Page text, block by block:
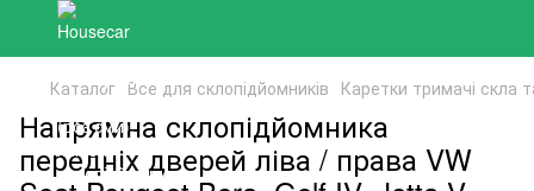
Каталог Все для склопідйомників Каретки тримачі скла
Напрямна склопідйомника
передніх дверей ліва / права VW